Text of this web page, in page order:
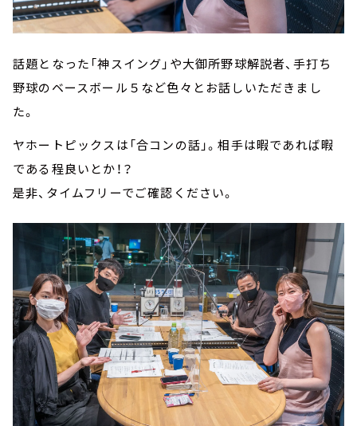
話題となった「神スイング」や大御所野球解説者、手打ち
野球のベースボール５など色々とお話しいただきまし
た。
ヤホートピックスは「合コンの話」。相手は暇であれば暇
である程良いとか！？
是非、タイムフリーでご確認ください。